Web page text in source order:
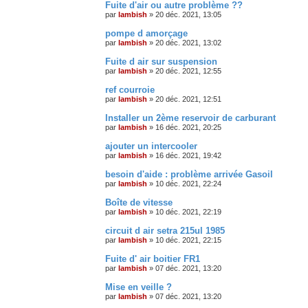
Fuite d'air ou autre problème ??
par lambish » 20 déc. 2021, 13:05
pompe d amorçage
par lambish » 20 déc. 2021, 13:02
Fuite d air sur suspension
par lambish » 20 déc. 2021, 12:55
ref courroie
par lambish » 20 déc. 2021, 12:51
Installer un 2ème reservoir de carburant
par lambish » 16 déc. 2021, 20:25
ajouter un intercooler
par lambish » 16 déc. 2021, 19:42
besoin d'aide : problème arrivée Gasoil
par lambish » 10 déc. 2021, 22:24
Boîte de vitesse
par lambish » 10 déc. 2021, 22:19
circuit d air setra 215ul 1985
par lambish » 10 déc. 2021, 22:15
Fuite d' air boitier FR1
par lambish » 07 déc. 2021, 13:20
Mise en veille ?
par lambish » 07 déc. 2021, 13:20